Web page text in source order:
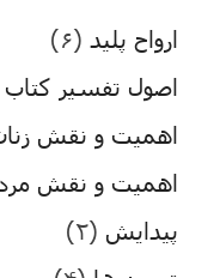
ارواح پلید (۶)
اصول تفسیر
اهمیت و نقش
اهمیت و نقش
پیدایش (۲)